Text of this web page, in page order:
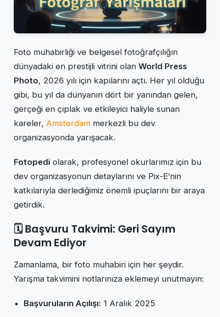
Foto muhabirliği ve belgesel fotoğrafçılığın
dünyadaki en prestijli vitrini olan World Press
Photo, 2026 yılı için kapılarını açtı. Her yıl olduğu
gibi, bu yıl da dünyanın dört bir yanından gelen,
gerçeği en çıplak ve etkileyici haliyle sunan
kareler, Amsterdam merkezli bu dev
organizasyonda yarışacak.
Fotopedi olarak, profesyonel okurlarımız için bu
dev organizasyonun detaylarını ve Pix-E’nin
katkılarıyla derlediğimiz önemli ipuçlarını bir araya
getirdik.
🗓️ Başvuru Takvimi: Geri Sayım
Devam Ediyor
Zamanlama, bir foto muhabiri için her şeydir.
Yarışma takvimini notlarınıza eklemeyi unutmayın:
Başvuruların Açılışı: 1 Aralık 2025